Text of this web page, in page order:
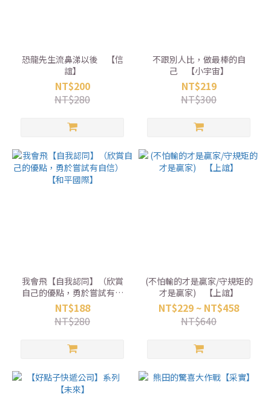
恐龍先生流鼻涕以後 【信
誼】
NT$200
NT$280
不跟別人比，做最棒的自
己 【小宇宙】
NT$219
NT$300
我會飛【自我認同】（欣賞
自己的優點，勇於嘗試有自
信） 【和平國際】
NT$188
NT$280
(不怕輸的才是贏家/守規矩的
才是贏家) 【上誼】
NT$229 ~ NT$458
NT$640